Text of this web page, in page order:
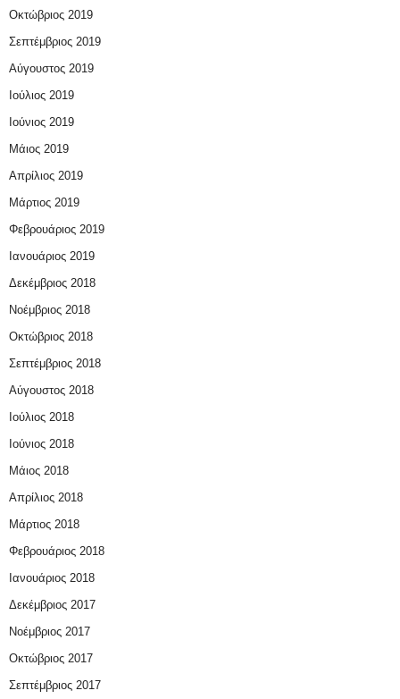
Οκτώβριος 2019
Σεπτέμβριος 2019
Αύγουστος 2019
Ιούλιος 2019
Ιούνιος 2019
Μάιος 2019
Απρίλιος 2019
Μάρτιος 2019
Φεβρουάριος 2019
Ιανουάριος 2019
Δεκέμβριος 2018
Νοέμβριος 2018
Οκτώβριος 2018
Σεπτέμβριος 2018
Αύγουστος 2018
Ιούλιος 2018
Ιούνιος 2018
Μάιος 2018
Απρίλιος 2018
Μάρτιος 2018
Φεβρουάριος 2018
Ιανουάριος 2018
Δεκέμβριος 2017
Νοέμβριος 2017
Οκτώβριος 2017
Σεπτέμβριος 2017